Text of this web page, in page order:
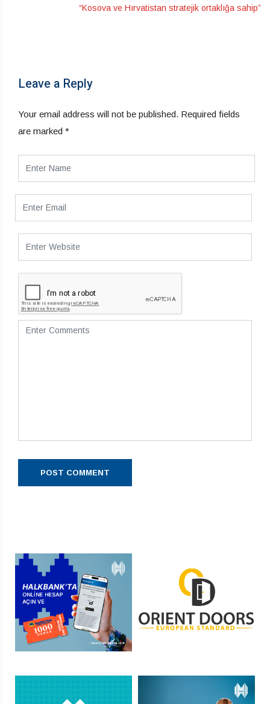
“Kosova ve Hırvatistan stratejik ortaklığa sahip”
Leave a Reply
Your email address will not be published. Required fields
are marked *